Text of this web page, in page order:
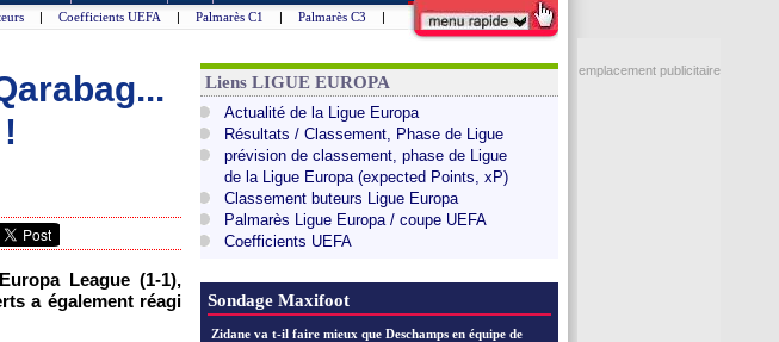
| Coefficients UEFA | Palmarès C1 | Palmarès C3 |
League (1-1),
a également réagi
Liens LIGUE EUROPA
Actualité de la Ligue Europa
Résultats / Classement, Phase de Ligue
prévision de classement, phase de Ligue
de la Ligue Europa (expected Points, xP)
Classement buteurs Ligue Europa
Palmarès Ligue Europa / coupe UEFA
Coefficients UEFA
Sondage Maxifoot
Zidane va t-il faire mieux que Deschamps en équipe de
emplacement publicitaire